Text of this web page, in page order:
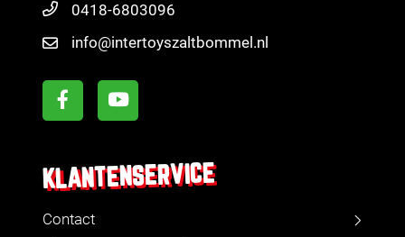
0418-6803096
info@intertoyszaltbommel.nl
KLANTENSERVICE
Contact